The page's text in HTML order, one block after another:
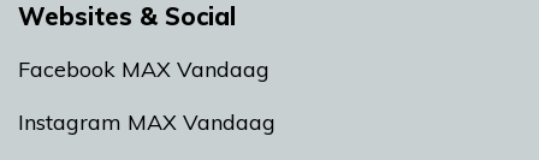
Websites & Social
Facebook MAX Vandaag
Instagram MAX Vandaag